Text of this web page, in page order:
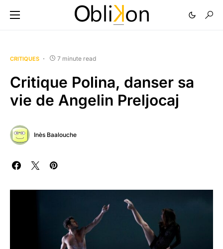
CRITIQUES 7 minute read
Critique Polina, danser sa
vie de Angelin Preljocaj
Inès Baalouche